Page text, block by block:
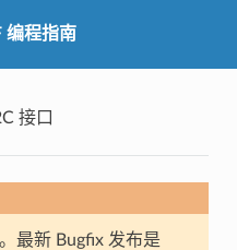
编程指南
接口
最新 Bugfix 发布是